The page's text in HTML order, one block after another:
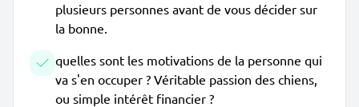
plusieurs personnes avant de vous décider sur
la bonne.
quelles sont les motivations de la personne qui
va s'en occuper ? Véritable passion des chiens,
ou simple intérêt financier ?